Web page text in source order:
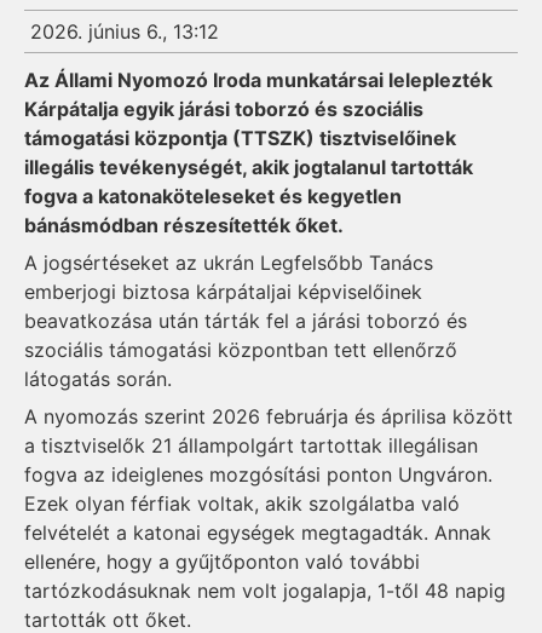
2026. június 6., 13:12
Az Állami Nyomozó Iroda munkatársai leleplezték
Kárpátalja egyik járási toborzó és szociális
támogatási központja (TTSZK) tisztviselőinek
illegális tevékenységét, akik jogtalanul tartották
fogva a katonaköteleseket és kegyetlen
bánásmódban részesítették őket.
A jogsértéseket az ukrán Legfelsőbb Tanács
emberjogi biztosa kárpátaljai képviselőinek
beavatkozása után tárták fel a járási toborzó és
szociális támogatási központban tett ellenőrző
látogatás során.
A nyomozás szerint 2026 februárja és áprilisa között
a tisztviselők 21 állampolgárt tartottak illegálisan
fogva az ideiglenes mozgósítási ponton Ungváron.
Ezek olyan férfiak voltak, akik szolgálatba való
felvételét a katonai egységek megtagadták. Annak
ellenére, hogy a gyűjtőponton való további
tartózkodásuknak nem volt jogalapja, 1-től 48 napig
tartották ott őket.